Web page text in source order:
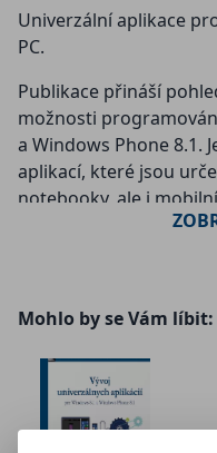
Univerzální aplikace
PC.
Publikace přináší
možnosti
a Windows Phone 8.1.
aplikací, které jsou
notebooky, ale i
zařízení. Autor se v
platformách zajímají. Vedle možností převodu
existujících aplikací na
uživatelského rozhraní
8.1 probírá témata,
nebo asynchronní
bohatě proložen
Mohlo by se Vám líbit: